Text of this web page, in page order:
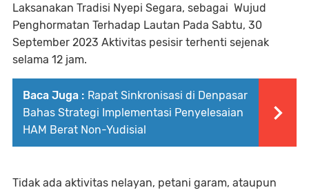
Laksanakan Tradisi Nyepi Segara, sebagai Wujud
Penghormatan Terhadap Lautan Pada Sabtu, 30
September 2023 Aktivitas pesisir terhenti sejenak
selama 12 jam.
Baca Juga : Rapat Sinkronisasi di Denpasar
Bahas Strategi Implementasi Penyelesaian
HAM Berat Non-Yudisial
Tidak ada aktivitas nelayan, petani garam, ataupun